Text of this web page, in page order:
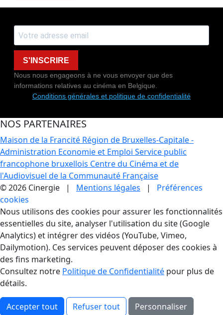
S'INSCRIRE
Nous nous engageons à ne vous envoyer que des
informations relatives au cinéma en Belgique.
Conditions générales et politique de confidentialité
NOS PARTENAIRES
Maison de la Francité Région de Bruxelles-Capitale -
Administration Economie et Emploi Service public
francophone bruxellois Centre du Cinéma et de
l'Audiovisuel de la Communauté Française
© 2026 Cinergie | Mentions légales | Préférences
cookies
Gestion des Cookies
Nous utilisons des cookies pour assurer les fonctionnalités
essentielles du site, analyser l'utilisation du site (Google
Analytics) et intégrer des vidéos (YouTube, Vimeo,
Dailymotion). Ces services peuvent déposer des cookies à
des fins marketing.
Consultez notre Politique de Confidentialité pour plus de
détails.
Accepter tout Refuser tout Personnaliser